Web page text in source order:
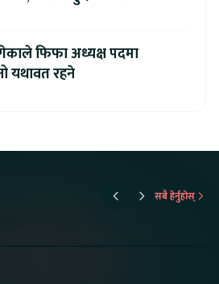
फिफा अध्यक्ष पदमा
यथावत रहने
सबै हेर्नुहोस्